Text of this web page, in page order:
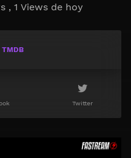
, 1 Views de hoy
TMDB
Twitter